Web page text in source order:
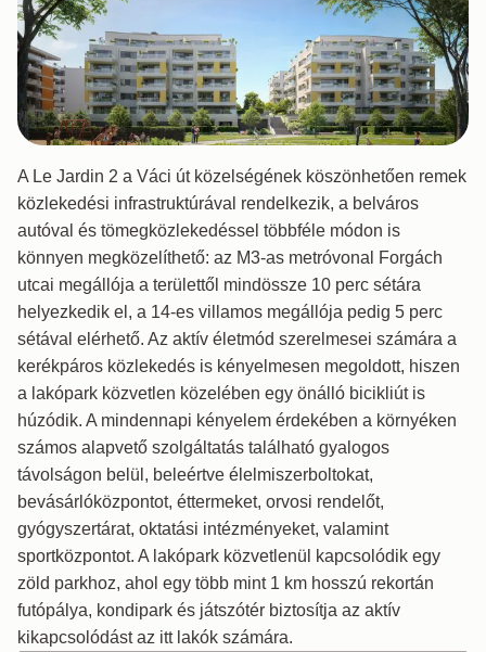
A Le Jardin 2 a Váci út közelségének köszönhetően remek
közlekedési infrastruktúrával rendelkezik, a belváros
autóval és tömegközlekedéssel többféle módon is
könnyen megközelíthető: az M3-as metróvonal Forgách
utcai megállója a területtől mindössze 10 perc sétára
helyezkedik el, a 14-es villamos megállója pedig 5 perc
sétával elérhető. Az aktív életmód szerelmesei számára a
kerékpáros közlekedés is kényelmesen megoldott, hiszen
a lakópark közvetlen közelében egy önálló bicikliút is
húzódik. A mindennapi kényelem érdekében a környéken
számos alapvető szolgáltatás található gyalogos
távolságon belül, beleértve élelmiszerboltokat,
bevásárlóközpontot, éttermeket, orvosi rendelőt,
gyógyszertárat, oktatási intézményeket, valamint
sportközpontot. A lakópark közvetlenül kapcsolódik egy
zöld parkhoz, ahol egy több mint 1 km hosszú rekortán
futópálya, kondipark és játszótér biztosítja az aktív
kikapcsolódást az itt lakók számára.